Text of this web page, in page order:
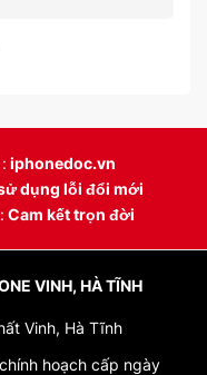
iphonedoc.vn
dụng lỗi đổi mới
Cam kết trọn đời
VINH, HÀ TĨNH
Vinh, Hà Tĩnh
hoạch cấp ngày